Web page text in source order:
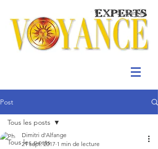
Post
Tous les posts
Tous les posts
Dimitri d'Alfange
21 sept. 2017 1 min de lecture